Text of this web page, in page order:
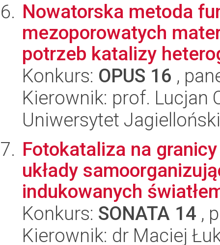
Nowatorska metoda
mezoporowatych
potrzeb katalizy
Konkurs: OPUS 16 ,
Kierownik: prof. Lucjan
Uniwersytet
Fotokataliza na
układy
indukowanych
Konkurs: SONATA 14 ,
Kierownik: dr Maciej